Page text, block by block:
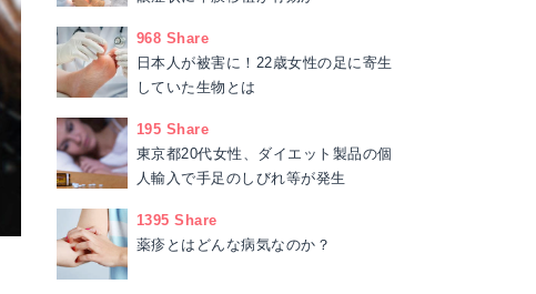
968 Share
日本人が被害に！22歳女性の足に寄生
していた生物とは
195 Share
東京都20代女性、ダイエット製品の個
人輸入で手足のしびれ等が発生
1395 Share
薬疹とはどんな病気なのか？